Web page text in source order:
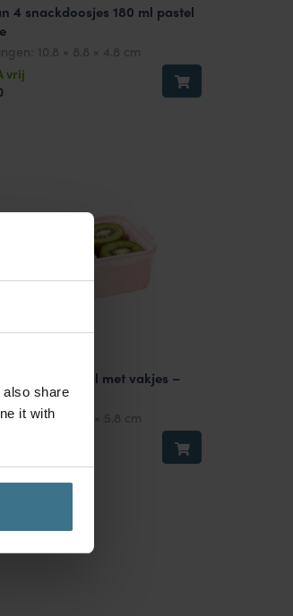
share
it with
4 snackdoosjes 180 ml pastel
10.8 × 8.8 × 4.8 cm
vrij
460 ml met vakjes –
15.1 × 10.8 × 5.8 cm